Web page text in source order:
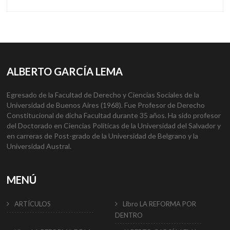
ALBERTO GARCÍA LEMA
Egresado de la Facultad de Derecho y Ciencias Sociales de la
Universidad de Buenos Aires (1968). Fue Profesor de Derecho
Constitucional de dicha Facultad durante 35 años. Ha sido profesor
del Doctorado en Ciencias Políticas de la Universidad del Salvador y
en carreras de Post-grado de la Universidad de Belgrano y la
Universidad Austral.
MENÚ
ARTÍCULOS
Libro LA REFORMA POR
DENTRO